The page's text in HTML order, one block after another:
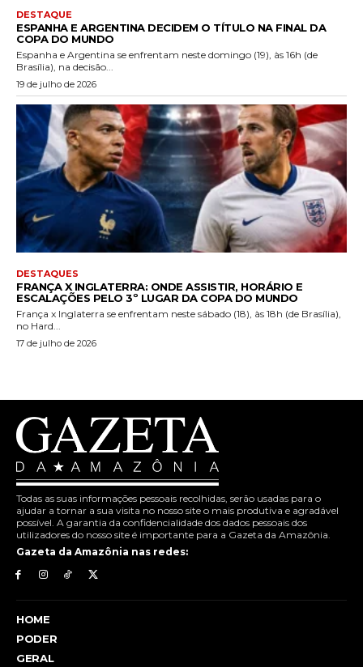
DESTAQUE
ESPANHA E ARGENTINA DECIDEM O TÍTULO NA FINAL DA
COPA DO MUNDO
Espanha e Argentina se enfrentam neste domingo (19), às 16h (de
Brasília), na decisão...
19 de julho de 2026
DESTAQUES
FRANÇA X INGLATERRA: ONDE ASSISTIR, HORÁRIO E
ESCALAÇÕES PELO 3º LUGAR DA COPA DO MUNDO
França x Inglaterra se enfrentam neste sábado (18), às 18h (de Brasília),
no Hard...
17 de julho de 2026
Todas as suas informações pessoais recolhidas, serão usadas para o
ajudar a tornar a sua visita no nosso site o mais produtiva e agradável
possível. A garantia da confidencialidade dos dados pessoais dos
utilizadores do nosso site é importante para a Gazeta da Amazônia.
Gazeta da Amazônia nas redes:
HOME
PODER
GERAL